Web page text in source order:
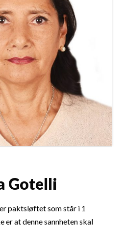
Gotelli
paktsløftet som står i 1
at denne sannheten skal